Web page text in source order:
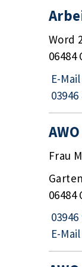
Word
E-
Frau
E-